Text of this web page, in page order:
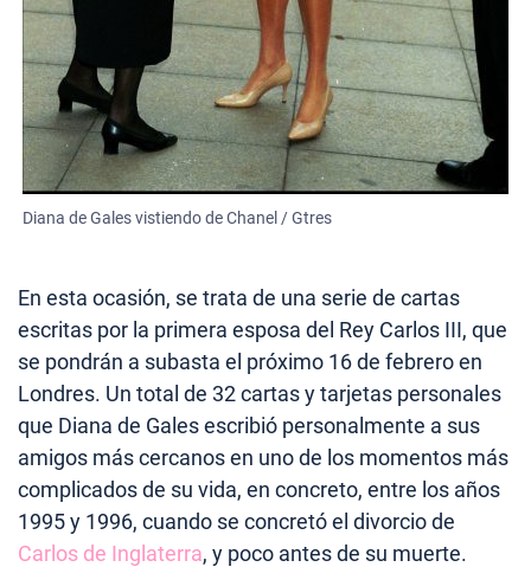
Diana de Gales vistiendo de Chanel / Gtres
En esta ocasión, se trata de una serie de cartas
escritas por la primera esposa del Rey Carlos III, que
se pondrán a subasta el próximo 16 de febrero en
Londres. Un total de 32 cartas y tarjetas personales
que Diana de Gales escribió personalmente a sus
amigos más cercanos en uno de los momentos más
complicados de su vida, en concreto, entre los años
1995 y 1996, cuando se concretó el divorcio de
Carlos de Inglaterra, y poco antes de su muerte.